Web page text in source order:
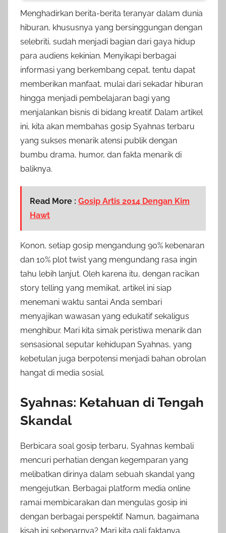
Menghadirkan berita-berita teranyar dalam dunia
hiburan, khususnya yang bersinggungan dengan
selebriti, sudah menjadi bagian dari gaya hidup
para audiens kekinian. Menyikapi berbagai
informasi yang berkembang cepat, tentu dapat
memberikan manfaat, mulai dari sekadar hiburan
hingga menjadi pembelajaran bagi yang
menjalankan bisnis di bidang kreatif. Dalam artikel
ini, kita akan membahas gosip Syahnas terbaru
yang sukses menarik atensi publik dengan
bumbu drama, humor, dan fakta menarik di
baliknya.
Read More : Gosip Artis 2014 Dengan Kim
Hawt
Konon, setiap gosip mengandung 90% kebenaran
dan 10% plot twist yang mengundang rasa ingin
tahu lebih lanjut. Oleh karena itu, dengan racikan
story telling yang memikat, artikel ini siap
menemani waktu santai Anda sembari
menyajikan wawasan yang edukatif sekaligus
menghibur. Mari kita simak peristiwa menarik dan
sensasional seputar kehidupan Syahnas, yang
kebetulan juga berpotensi menjadi bahan obrolan
hangat di media sosial.
Syahnas: Ketahuan di Tengah
Skandal
Berbicara soal gosip terbaru, Syahnas kembali
mencuri perhatian dengan kegemparan yang
melibatkan dirinya dalam sebuah skandal yang
mengejutkan. Berbagai platform media online
ramai membicarakan dan mengulas gosip ini
dengan berbagai perspektif. Namun, bagaimana
kisah ini sebenarnya? Mari kita gali faktanya.